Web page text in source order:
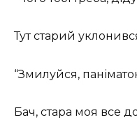
Тут старий
“Змилуйся,
Бач, стара моя все